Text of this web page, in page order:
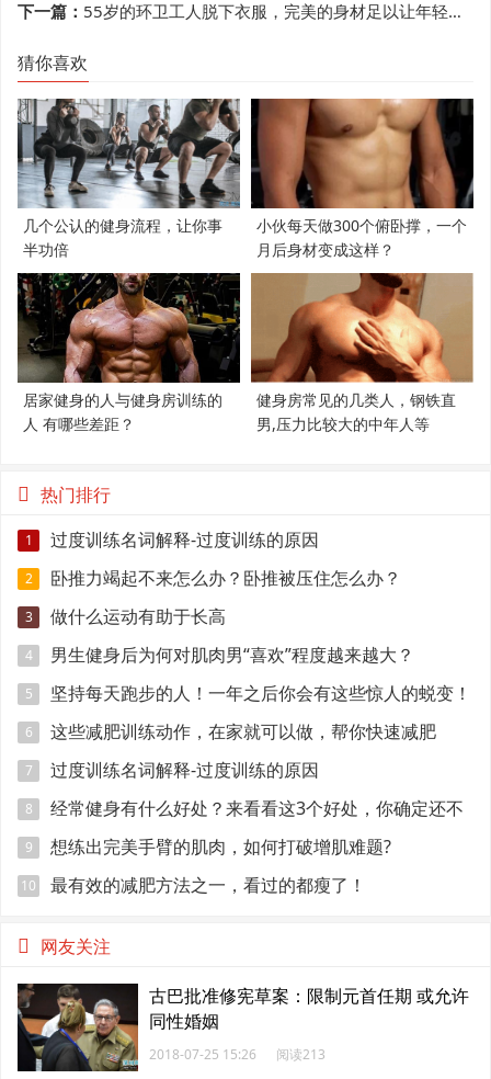
下一篇： 55岁的环卫工人脱下衣服，完美的身材足以让年轻人羞愧的低头
猜你喜欢
几个公认的健身流程，让你事
半功倍
小伙每天做300个俯卧撑，一个
月后身材变成这样？
居家健身的人与健身房训练的
人 有哪些差距？
健身房常见的几类人，钢铁直
男,压力比较大的中年人等
热门排行
1 过度训练名词解释-过度训练的原因
2 卧推力竭起不来怎么办？卧推被压住怎么办？
3 做什么运动有助于长高
4 男生健身后为何对肌肉男“喜欢”程度越来越大？
5 坚持每天跑步的人！一年之后你会有这些惊人的蜕变！
6 这些减肥训练动作，在家就可以做，帮你快速减肥
7 过度训练名词解释-过度训练的原因
8
经常健身有什么好处？来看看这3个好处，你确定还不
加入吗？
9 想练出完美手臂的肌肉，如何打破增肌难题?
10 最有效的减肥方法之一，看过的都瘦了！
网友关注
古巴批准修宪草案：限制元首任期 或允许
同性婚姻
2018-07-25 15:26 阅读213